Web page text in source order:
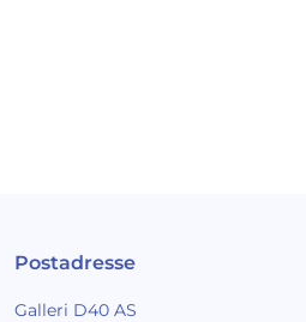
Postadresse
Galleri D40 AS